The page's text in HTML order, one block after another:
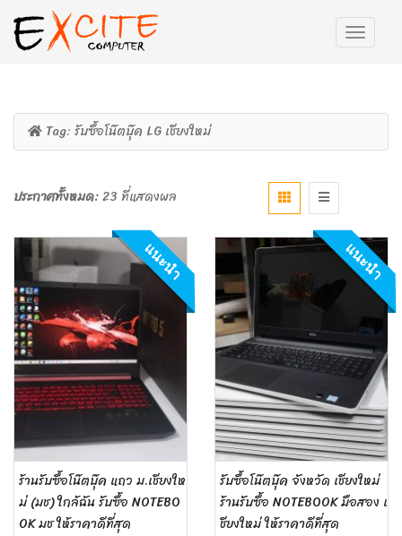
Tag: รับซื้อโน๊ตบุ๊ค LG เชียงใหม่
ประกาศทั้งหมด:23 ที่แสดงผล
แนะนำ
ร้านรับซื้อโน๊ตบุ๊ค แถว ม.เชียงให
ม่ (มช) ใกล้ฉัน รับซื้อ NOTEBO
OK มช ให้ราคาดีที่สุด
แนะนำ
รับซื้อโน๊ตบุ๊ค จังหวัด เชียงใหม่
ร้านรับซื้อ NOTEBOOK มือสอง เ
ชียงใหม่ ให้ราคาดีที่สุด